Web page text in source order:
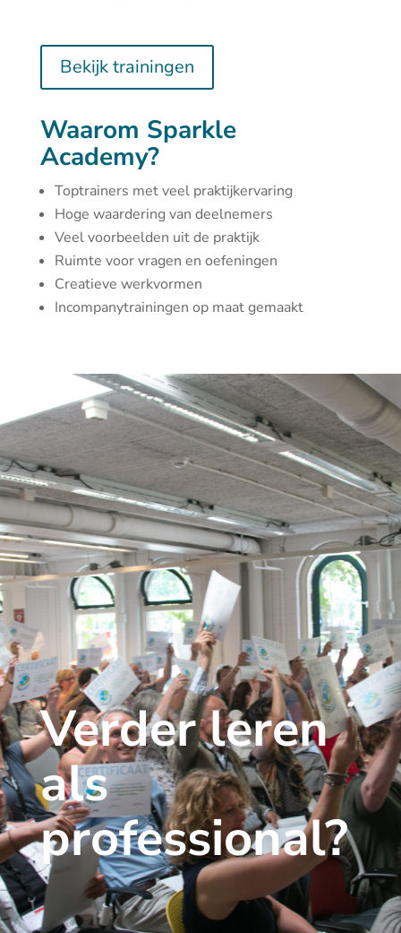
Bekijk trainingen
Waarom Sparkle
Academy?
Toptrainers met veel praktijkervaring
Hoge waardering van deelnemers
Veel voorbeelden uit de praktijk
Ruimte voor vragen en oefeningen
Creatieve werkvormen
Incompanytrainingen op maat gemaakt
Verder leren
als
professional?